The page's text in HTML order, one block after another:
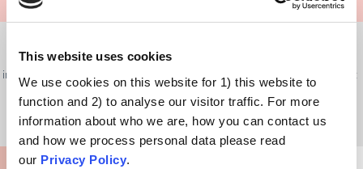
This website uses cookies
We use cookies on this website for 1) this website to
function and 2) to analyse our visitor traffic. For more
information about who we are, how you can contact us
and how we process personal data please read
our Privacy Policy.
myndigheterna talar nedlåtande till dem och det är naturligt att bli
irriterad av nedlåtenhet. Det kan också vara oroande att tro att samhället
inte längre ägnar sig åt kritiskt tänkande.